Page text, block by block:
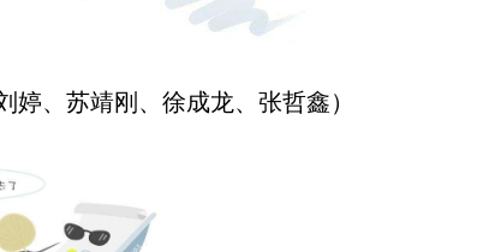
婷、苏靖刚、徐成龙、张哲鑫）